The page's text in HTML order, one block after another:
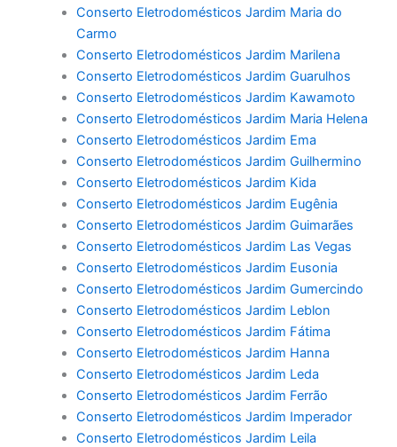
Conserto Eletrodomésticos Jardim Maria do
Carmo
Conserto Eletrodomésticos Jardim Marilena
Conserto Eletrodomésticos Jardim Guarulhos
Conserto Eletrodomésticos Jardim Kawamoto
Conserto Eletrodomésticos Jardim Maria Helena
Conserto Eletrodomésticos Jardim Ema
Conserto Eletrodomésticos Jardim Guilhermino
Conserto Eletrodomésticos Jardim Kida
Conserto Eletrodomésticos Jardim Eugênia
Conserto Eletrodomésticos Jardim Guimarães
Conserto Eletrodomésticos Jardim Las Vegas
Conserto Eletrodomésticos Jardim Eusonia
Conserto Eletrodomésticos Jardim Gumercindo
Conserto Eletrodomésticos Jardim Leblon
Conserto Eletrodomésticos Jardim Fátima
Conserto Eletrodomésticos Jardim Hanna
Conserto Eletrodomésticos Jardim Leda
Conserto Eletrodomésticos Jardim Ferrão
Conserto Eletrodomésticos Jardim Imperador
Conserto Eletrodomésticos Jardim Leila